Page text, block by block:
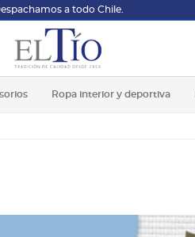
a todo Chile.
Ropa interior y deportiva